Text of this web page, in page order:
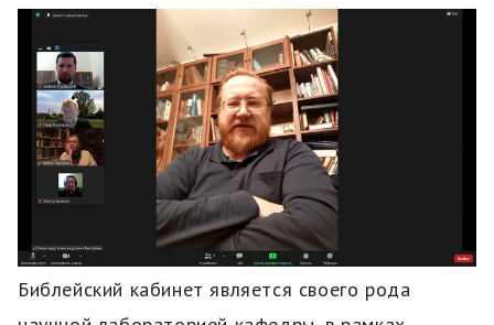
Библейский кабинет является своего рода